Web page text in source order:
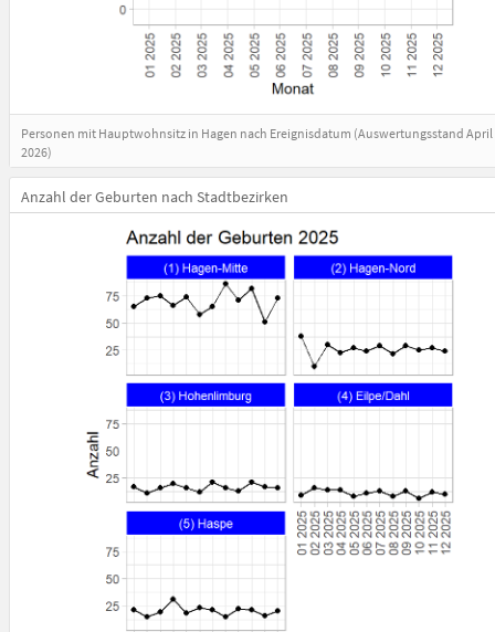
Personen mit Hauptwohnsitz in Hagen nach Ereignisdatum (Auswertungsstand April
2026)
Anzahl der Geburten nach Stadtbezirken